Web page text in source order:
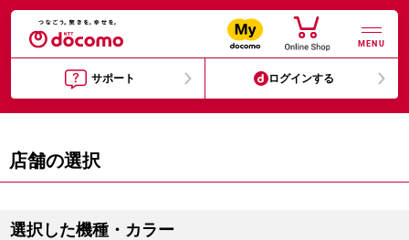
MENU
サポート ログインする
店舗の選択
選択した機種・カラー